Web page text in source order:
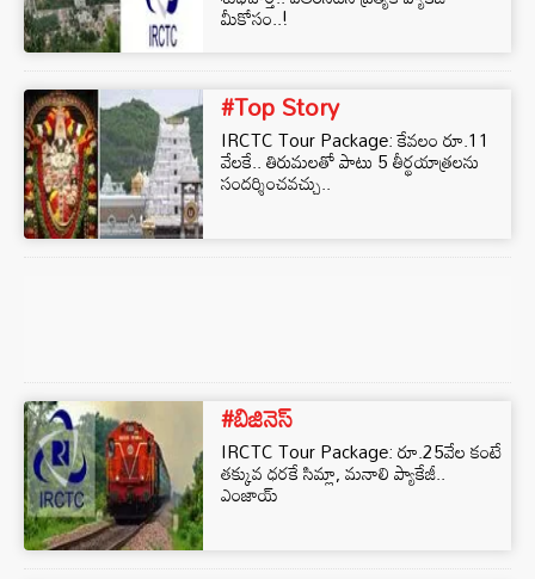
మీకోసం..!
#Top Story
IRCTC Tour Package: కేవలం రూ.11
వేలకే.. తిరుమలతో పాటు 5 తీర్థయాత్రలను
సందర్శించవచ్చు..
#బిజినెస్‌
IRCTC Tour Package: రూ.25వేల కంటే
తక్కువ ధరకే సిమ్లా, మనాలి ప్యాకేజీ..
ఎంజాయ్